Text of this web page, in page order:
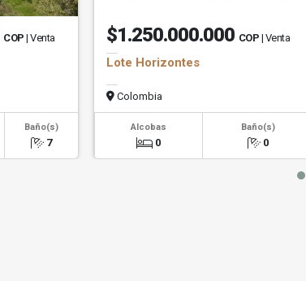
COP | Venta
Baño(s)
7
$1.250.000.000 COP | Venta
Lote Horizontes
Colombia
Alcobas
0
Baño(s)
0